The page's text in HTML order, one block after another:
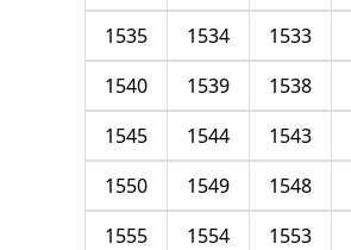
1533
1534
1535
1538
1539
1540
1543
1544
1545
1548
1549
1550
1553
1554
1555